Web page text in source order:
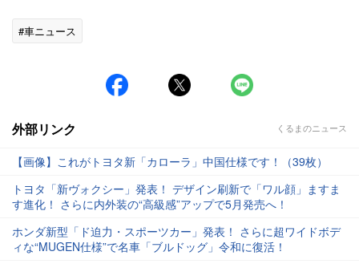
#車ニュース
外部リンク くるまのニュース
【画像】これがトヨタ新「カローラ」中国仕様です！（39枚）
トヨタ「新ヴォクシー」発表！ デザイン刷新で「ワル顔」ますま
す進化！ さらに内外装の“高級感”アップで5月発売へ！
ホンダ新型「ド迫力・スポーツカー」発表！ さらに超ワイドボデ
ィな“MUGEN仕様”で名車「ブルドッグ」令和に復活！